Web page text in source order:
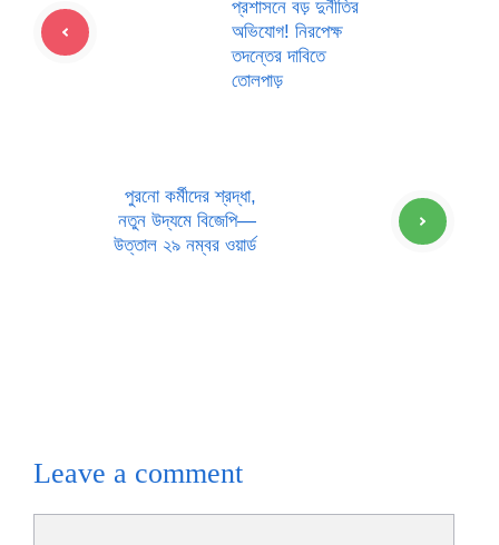
প্রশাসনে বড় দুর্নীতির
অভিযোগ! নিরপেক্ষ
তদন্তের দাবিতে
তোলপাড়
পুরনো কর্মীদের শ্রদ্ধা,
নতুন উদ্যমে বিজেপি—
উত্তাল ২৯ নম্বর ওয়ার্ড
Leave a comment